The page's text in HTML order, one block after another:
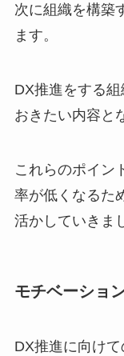
次に組織を構築
ます。
DX推進をする
おきたい内容と
これらのポイン
率が低くなるた
活かしていきま
モチベーショ
DX推進に向け